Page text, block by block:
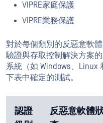
VIPRE家庭保護
VIPRE業務保護
對於每個類別的反惡意軟
驗證與存取控制解決方案的
系統（如 Windows、Linux
下表中確定的測試。
認證
反惡意軟體